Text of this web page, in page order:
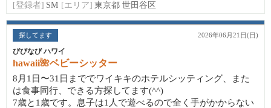
[登録者] SM [エリア] 東京都 世田谷区
探してます 2026年06月21日(日)
びびなび ハワイ
hawaii🌺ベビーシッター
8月1日〜31日まででワイキキのホテルシッティング、また
は食事同行、できる方探してます(^^)
7歳と1歳です。息子は1人で遊べるので全く手がかからない